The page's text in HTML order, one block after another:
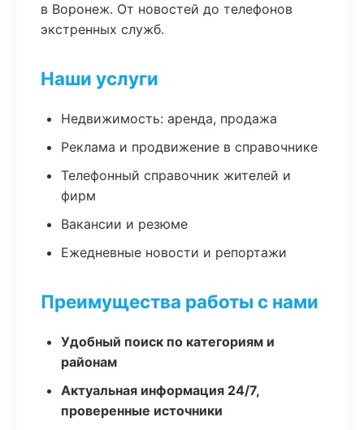
в Воронеж. От новостей до телефонов
экстренных служб.
Наши услуги
Недвижимость: аренда, продажа
Реклама и продвижение в справочнике
Телефонный справочник жителей и
фирм
Вакансии и резюме
Ежедневные новости и репортажи
Преимущества работы с нами
Удобный поиск по категориям и
районам
Актуальная информация 24/7,
проверенные источники